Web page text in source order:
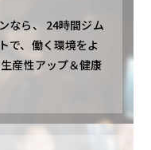
なら、
24時間ジム
で、働く環境をよ
産性アップ＆健康